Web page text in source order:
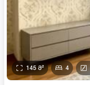
145 მ² 4